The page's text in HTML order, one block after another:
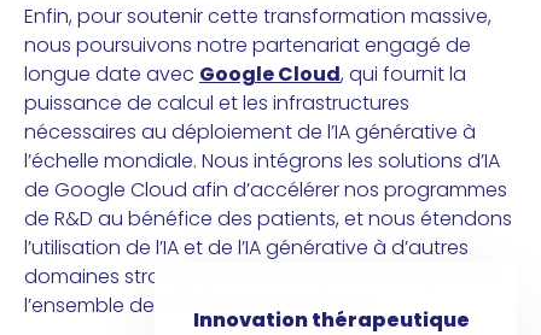
Enfin, pour soutenir cette transformation massive,
nous poursuivons notre partenariat engagé de
longue date avec Google Cloud, qui fournit la
puissance de calcul et les infrastructures
nécessaires au déploiement de l’IA générative à
l’échelle mondiale. Nous intégrons les solutions d’IA
de Google Cloud afin d’accélérer nos programmes
de R&D au bénéfice des patients, et nous étendons
l’utilisation de l’IA et de l’IA générative à d’autres
domaines stratégiques du Groupe afin d’optimiser
l’ensemble de notre chaîne de valeur.
Innovation thérapeutique